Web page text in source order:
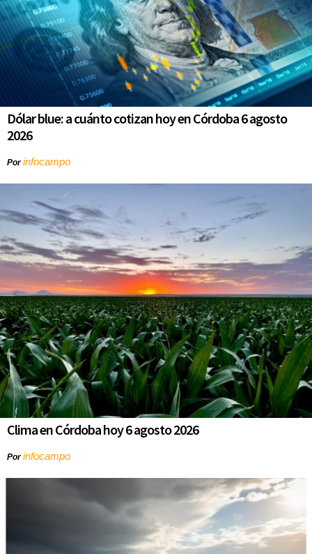
Dólar blue: a cuánto cotizan hoy en Córdoba 6 agosto
2026
Porinfocampo
Clima en Córdoba hoy 6 agosto 2026
Porinfocampo